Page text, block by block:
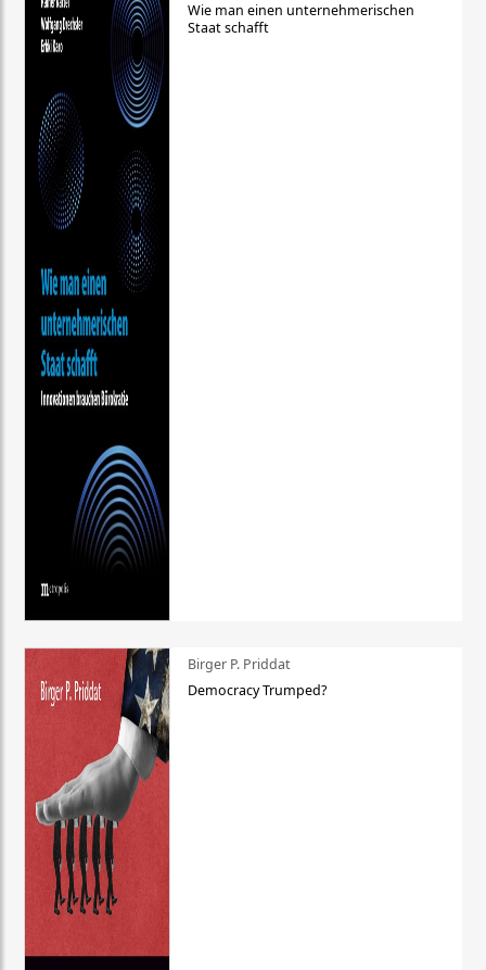
Wie man einen unternehmerischen
Staat schafft
Birger P. Priddat
Democracy Trumped?